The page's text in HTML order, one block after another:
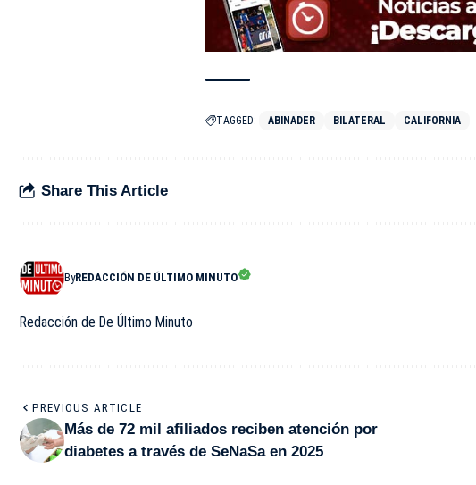
TAGGED: ABINADER BILATERAL CALIFORNIA
Share This Article
ByREDACCIÓN DE ÚLTIMO MINUTO
Redacción de De Último Minuto
PREVIOUS ARTICLE
Más de 72 mil afiliados reciben atención por
diabetes a través de SeNaSa en 2025